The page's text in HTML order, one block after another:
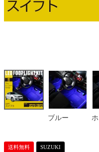
ブルー
送料無料 SUZUKI